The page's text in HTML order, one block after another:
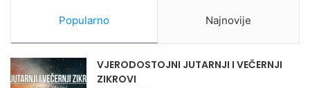
Popularno Najnovije
VJERODOSTOJNI JUTARNJI I VEČERNJI
ZIKROVI